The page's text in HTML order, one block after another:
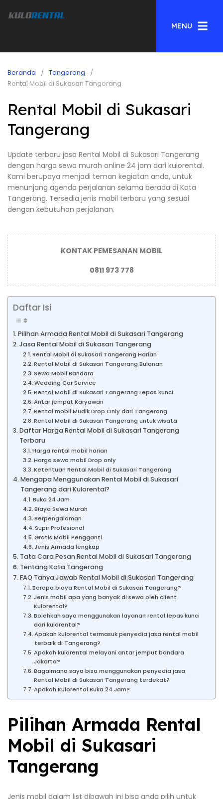
MENU
Beranda
Tangerang
Rental Mobil di Sukasari Tangerang
Rental Mobil di Sukasari
Tangerang
Update terbaru jasa Rental Mobil di Sukasari Tangerang
dengan harga sewa murah online 24 jam dari kulorental.
Kami berupaya menjadi teman kegiatan anda, untuk
menunjang agenda perjalanan selama berada di Kota
Tangerang. Tersedia jenis mobil terbaru yang sesuai
dengan kebutuhan perjalanan.
KONTAK PEMESANAN MOBIL
0811 973 778
Daftar Isi
Pilihan Armada Rental Mobil di Sukasari Tangerang
Jasa Rental Mobil di Sukasari Tangerang
Rental Mobil di Sukasari Tangerang Harian
Rental Mobil di Sukasari Tangerang Bulanan
Sewa Mobil Bandara
Wedding Car Service
Rental Mobil di Sukasari Tangerang Lepas kunci
Antar jemput Karyawan
Rental mobil Mudik Drop Only dari Tangerang
Rental Mobil di Sukasari Tangerang untuk wisata
Daftar Harga Rental Mobil di Sukasari Tangerang
Terbaru
Harga rental mobil harian
Harga sewa mobil Drop only
Ketentuan Rental Mobil di Sukasari Tangerang
Mengapa Menggunakan Rental Mobil di Sukasari
Tangerang dari Kulorental?
Buka 24 Jam
Biaya Sewa Murah
Berpengalaman
Supir Profesional
Gratis Mobil Pengganti
Jenis Armada lengkap
Tata Cara Pesan Rental Mobil di Sukasari Tangerang
Tentang Kota Tangerang
FAQ Tanya Jawab Rental Mobil di Sukasari Tangerang
Berapa biaya Rental Mobil di Sukasari Tangerang?
Jenis mobil apa yang banyak di sewa oleh client
Kulorental?
Bolehkah saya menggunakan layanan rental lepas kunci
dari kulorental?
Apakah kulorental termasuk penyedia jasa rental mobil
terbaik di Tangerang?
Apakah kulorental melayani antar jemput bandara
Jakarta?
Bagaimana saya bisa menggunakan penyedia jasa
Rental Mobil di Sukasari Tangerang terdekat?
Apakah Kulorental Buka 24 Jam?
Pilihan Armada Rental
Mobil di Sukasari
Tangerang
Jenis mobil dalam list dibawah ini bisa anda pilih untuk